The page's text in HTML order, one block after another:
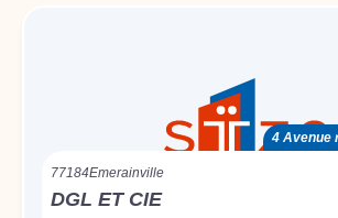
4 Avenue
77184Emerainville
DGL ET CIE